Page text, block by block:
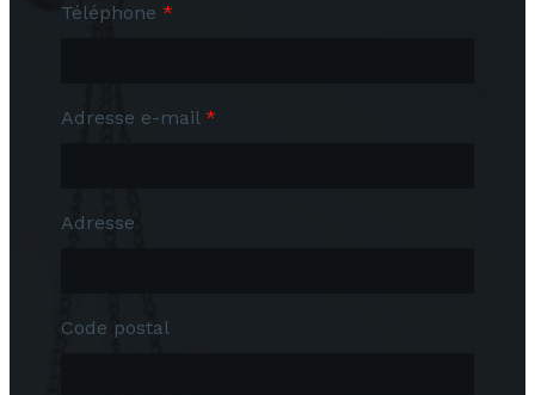
Téléphone*
Adresse e-mail*
Adresse
Code postal